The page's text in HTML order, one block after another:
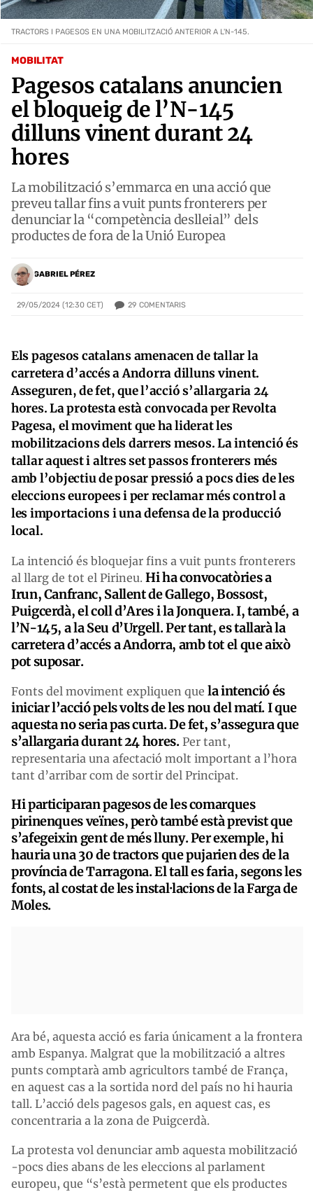
MOBILITAT
Pagesos catalans anuncien
el bloqueig de l’N-145
dilluns vinent durant 24
hores
La mobilització s’emmarca en una acció que
preveu tallar fins a vuit punts fronterers per
denunciar la “competència deslleial” dels
productes de fora de la Unió Europea
GABRIEL PÉREZ
29/05/2024 (12:30 CET) 29 COMENTARIS
TRACTORS I PAGESOS EN UNA MOBILITZACIÓ ANTERIOR A L'N-145.
Els pagesos catalans amenacen de tallar la
carretera d’accés a Andorra dilluns vinent.
Asseguren, de fet, que l’acció s’allargaria 24
hores. La protesta està convocada per Revolta
Pagesa, el moviment que ha liderat les
mobilitzacions dels darrers mesos. La intenció és
tallar aquest i altres set passos fronterers més
amb l’objectiu de posar pressió a pocs dies de les
eleccions europees i per reclamar més control a
les importacions i una defensa de la producció
local.
La intenció és bloquejar fins a vuit punts fronterers
al llarg de tot el Pirineu. Hi ha convocatòries a
Irun, Canfranc, Sallent de Gallego, Bossost,
Puigcerdà, el coll d’Ares i la Jonquera. I, també, a
l’N-145, a la Seu d’Urgell. Per tant, es tallarà la
carretera d’accés a Andorra, amb tot el que això
pot suposar.
Fonts del moviment expliquen que la intenció és
iniciar l’acció pels volts de les nou del matí. I que
aquesta no seria pas curta. De fet, s’assegura que
s’allargaria durant 24 hores.Per tant,
representaria una afectació molt important a l’hora
tant d’arribar com de sortir del Principat.
Hi participaran pagesos de les comarques
pirinenques veïnes, però també està previst que
s’afegeixin gent de més lluny. Per exemple, hi
hauria una 30 de tractors que pujarien des de la
província de Tarragona. El tall es faria, segons les
fonts, al costat de les instal·lacions de la Farga de
Moles.
Ara bé, aquesta acció es faria únicament a la frontera
amb Espanya. Malgrat que la mobilització a altres
punts comptarà amb agricultors també de França,
en aquest cas a la sortida nord del país no hi hauria
tall. L’acció dels pagesos gals, en aquest cas, es
concentraria a la zona de Puigcerdà.
La protesta vol denunciar amb aquesta mobilització
-pocs dies abans de les eleccions al parlament
europeu, que “s’està permetent que els productes